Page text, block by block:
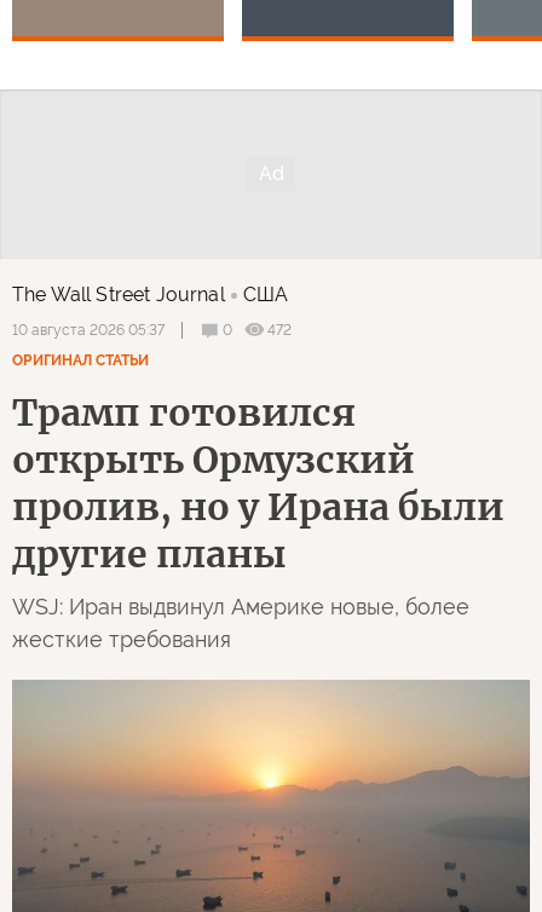
The Wall Street Journal США
10 августа 2026 05:37 0
472
ОРИГИНАЛ СТАТЬИ
Трамп готовился
открыть Ормузский
пролив, но у Ирана были
другие планы
WSJ: Иран выдвинул Америке новые, более
жесткие требования